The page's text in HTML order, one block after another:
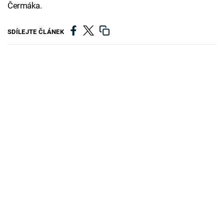
Čermáka.
SDÍLEJTE ČLÁNEK